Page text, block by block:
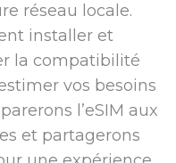
réseau locale.
installer et
la compatibilité
vos besoins
l’eSIM aux
et partagerons